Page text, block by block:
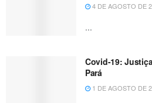
4 DE AGOSTO DE
...
Covid-19:
Pará
1 DE AGOSTO DE